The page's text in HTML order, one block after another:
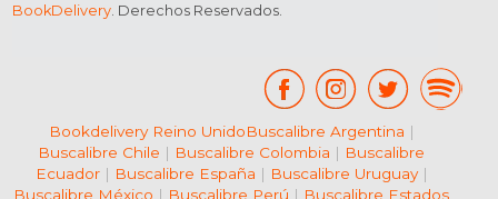
BookDelivery . Derechos Reservados.
Bookdelivery Reino UnidoBuscalibre Argentina |
Buscalibre Chile | Buscalibre Colombia | Buscalibre
Ecuador| Buscalibre España | Buscalibre Uruguay|
Buscalibre México | Buscalibre Perú | Buscalibre Estados